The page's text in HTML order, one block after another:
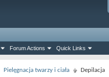
Forum Actions Quick Links
Pielęgnacja twarzy i ciała Depilacja